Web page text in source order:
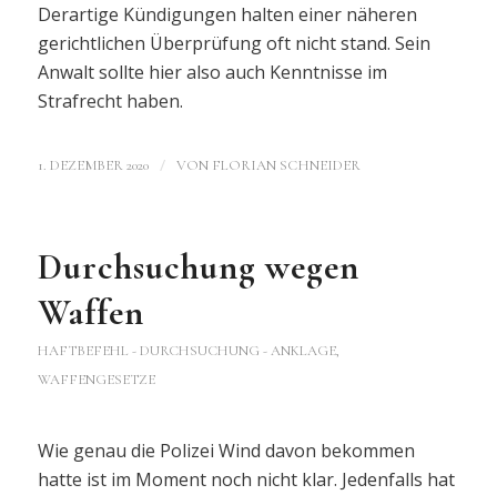
Derartige Kündigungen halten einer näheren
gerichtlichen Überprüfung oft nicht stand. Sein
Anwalt sollte hier also auch Kenntnisse im
Strafrecht haben.
1. DEZEMBER 2020 / VON FLORIAN SCHNEIDER
Durchsuchung wegen
Waffen
HAFTBEFEHL - DURCHSUCHUNG - ANKLAGE,
WAFFENGESETZE
Wie genau die Polizei Wind davon bekommen
hatte ist im Moment noch nicht klar. Jedenfalls hat